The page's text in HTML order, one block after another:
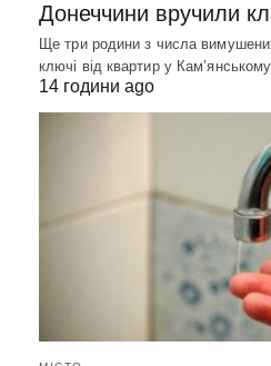
Донеччини вручили
Ще три родини з числа
ключі від квартир у
14 години ago